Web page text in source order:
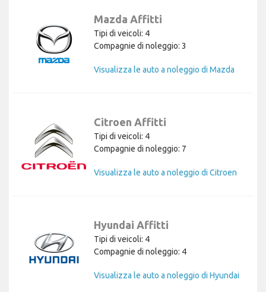
Mazda Affitti
Tipi di veicoli: 4
Compagnie di noleggio: 3
Visualizza le auto a noleggio di Mazda
Citroen Affitti
Tipi di veicoli: 4
Compagnie di noleggio: 7
Visualizza le auto a noleggio di Citroen
Hyundai Affitti
Tipi di veicoli: 4
Compagnie di noleggio: 4
Visualizza le auto a noleggio di Hyundai